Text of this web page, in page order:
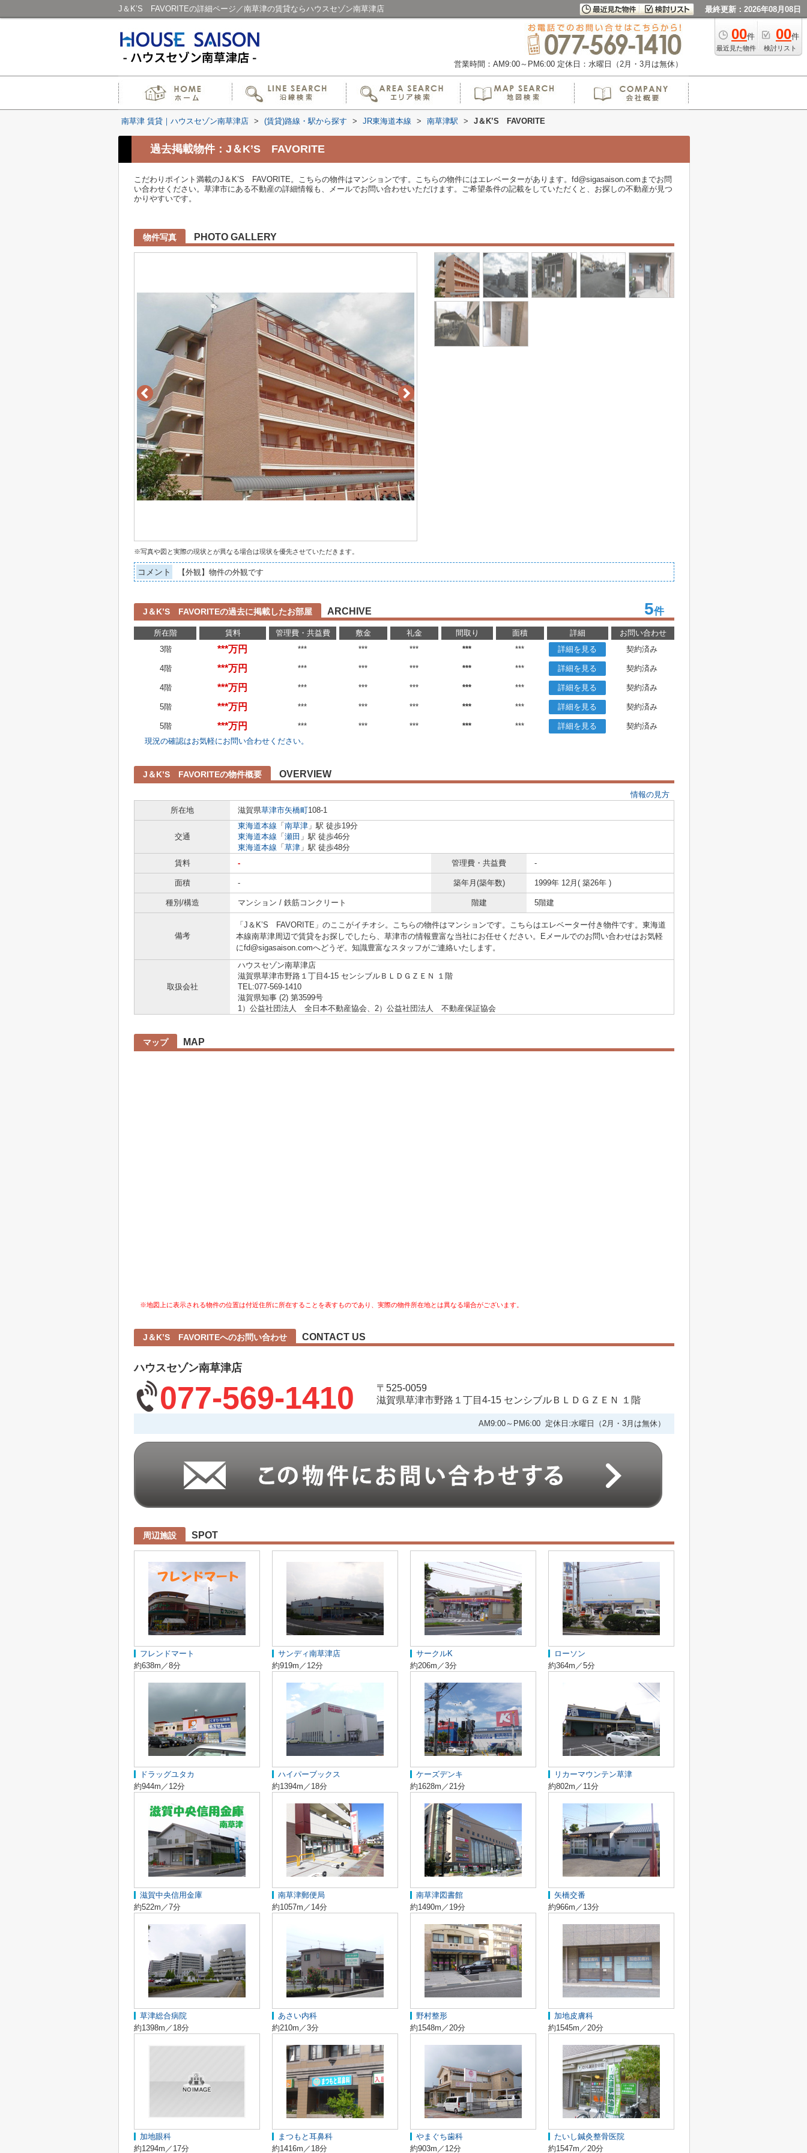
J＆K’S FAVORITEの詳細ページ／南草津の賃貸ならハウスセゾン南草津店 最終更新：2026年08月08日
00件
最近見た物件
00件
検討リスト
営業時間：AM9:00～PM6:00 定休日：水曜日（2月・3月は無休）
南草津 賃貸｜ハウスセゾン南草津店 > (賃貸)路線・駅から探す > JR東海道本線 > 南草津駅 > J＆K’S FAVORITE
過去掲載物件：J＆K’S FAVORITE
こだわりポイント満載のJ＆K’S FAVORITE。こちらの物件はマンションです。こちらの物件にはエレベーターがあります。fd@sigasaison.comまでお問
い合わせください。草津市にある不動産の詳細情報も、メールでお問い合わせいただけます。ご希望条件の記載をしていただくと、お探しの不動産が見つ
かりやすいです。
物件写真 PHOTO GALLERY
※写真や図と実際の現状とが異なる場合は現状を優先させていただきます。
コメント 【外観】物件の外観です
J＆K’S FAVORITEの過去に掲載したお部屋 ARCHIVE 5件
所在階 賃料 管理費・共益費 敷金 礼金 間取り 面積 詳細
お問い合わせ
3階
***万円 *** *** *** *** *** 詳細を見る 契約済み
4階 ***万円 *** *** *** *** *** 詳細を見る 契約済み
4階 ***万円 *** *** *** *** *** 詳細を見る 契約済み
5階 ***万円 *** *** *** *** *** 詳細を見る 契約済み
5階 ***万円 *** *** *** *** *** 詳細を見る
契約済み
現況の確認はお気軽にお問い合わせください。
J＆K’S FAVORITEの物件概要 OVERVIEW
情報の見方
所在地
滋賀県草津市矢橋町108-1
交通
東海道本線 「 南草津 」駅 徒歩19分
東海道本線 「 瀬田 」駅 徒歩46分
東海道本線 「 草津 」駅 徒歩48分
賃料
- 管理費・共益費 -
面積 - 築年月(築年数) 1999年 12月( 築26年 )
種別/構造 マンション / 鉄筋コンクリート 階建 5階建
備考
「J＆K’S FAVORITE」のここがイチオシ。こちらの物件はマンションです。こちらはエレベーター付き物件です。東海道
本線南草津周辺で賃貸をお探しでしたら、草津市の情報豊富な当社にお任せください。Eメールでのお問い合わせはお気軽
にfd@sigasaison.comへどうぞ。知識豊富なスタッフがご連絡いたします。
取扱会社
ハウスセゾン南草津店
滋賀県草津市野路１丁目4-15 センシブルＢＬＤＧＺＥＮ １階
TEL:077-569-1410
滋賀県知事 (2) 第3599号
1）公益社団法人 全日本不動産協会、2）公益社団法人 不動産保証協会
マップ MAP
※地図上に表示される物件の位置は付近住所に所在することを表すものであり、実際の物件所在地とは異なる場合がございます。
J＆K’S FAVORITEへのお問い合わせ CONTACT US
ハウスセゾン南草津店
077-569-1410
〒525-0059
滋賀県草津市野路１丁目4-15 センシブルＢＬＤＧＺＥＮ １階
AM9:00～PM6:00 定休日:水曜日（2月・3月は無休）
周辺施設 SPOT
フレンドマート
約638m／8分
サンディ南草津店
約919m／12分
サークルK
約206m／3分
ローソン
約364m／5分
ドラッグユタカ
約944m／12分
ハイパーブックス
約1394m／18分
ケーズデンキ
約1628m／21分
リカーマウンテン草津
約802m／11分
滋賀中央信用金庫
約522m／7分
南草津郵便局
約1057m／14分
南草津図書館
約1490m／19分
矢橋交番
約966m／13分
草津総合病院
約1398m／18分
あさい内科
約210m／3分
野村整形
約1548m／20分
加地皮膚科
約1545m／20分
加地眼科
約1294m／17分
まつもと耳鼻科
約1416m／18分
やまぐち歯科
約903m／12分
たいし鍼灸整骨医院
約1547m／20分